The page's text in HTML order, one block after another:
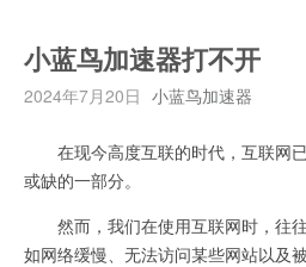
小蓝鸟加速器打不开
2024年7月20日 小蓝鸟加速器
在现今高度互联的时代，互联网
或缺的一部分。
然而，我们在使用互联网时，往
如网络缓慢、无法访问某些网站以及